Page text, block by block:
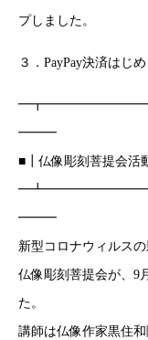
プしました。
３．PayPay決済はじめ
━━━
■┃仏像彫刻菩提会活
━━━
新型コロナウィルス
仏像彫刻菩提会が、9
た。
講師は仏像作家黒住